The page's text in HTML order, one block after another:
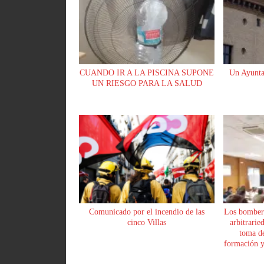
CUANDO IR A LA PISCINA SUPONE
UN RIESGO PARA LA SALUD
Un
Comunicado por el incendio de las
cinco Villas
Los
toma
formación